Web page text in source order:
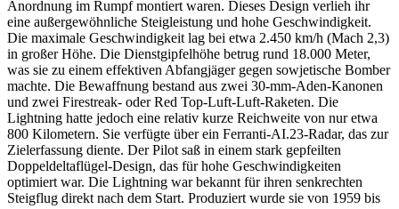
Anordnung im Rumpf montiert waren. Dieses Design verlieh ihr
eine außergewöhnliche Steigleistung und hohe Geschwindigkeit.
Die maximale Geschwindigkeit lag bei etwa 2.450 km/h (Mach 2,3)
in großer Höhe. Die Dienstgipfelhöhe betrug rund 18.000 Meter,
was sie zu einem effektiven Abfangjäger gegen sowjetische Bomber
machte. Die Bewaffnung bestand aus zwei 30-mm-Aden-Kanonen
und zwei Firestreak- oder Red Top-Luft-Luft-Raketen. Die
Lightning hatte jedoch eine relativ kurze Reichweite von nur etwa
800 Kilometern. Sie verfügte über ein Ferranti-AI.23-Radar, das zur
Zielerfassung diente. Der Pilot saß in einem stark gepfeilten
Doppeldeltaflügel-Design, das für hohe Geschwindigkeiten
optimiert war. Die Lightning war bekannt für ihren senkrechten
Steigflug direkt nach dem Start. Produziert wurde sie von 1959 bis